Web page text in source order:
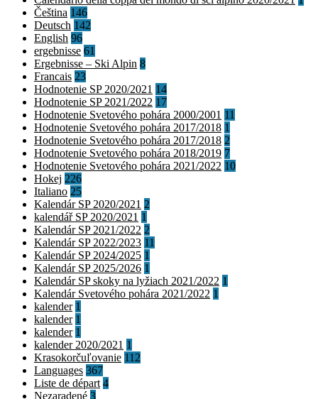
Čeština 146
Deutsch 142
English 96
ergebnisse 61
Ergebnisse – Ski Alpin 8
Francais 23
Hodnotenie SP 2020/2021 14
Hodnotenie SP 2021/2022 17
Hodnotenie Svetového pohára 2000/2001 11
Hodnotenie Svetového pohára 2017/2018 1
Hodnotenie Svetového pohára 2017/2018 2
Hodnotenie Svetového pohára 2018/2019 7
Hodnotenie Svetového pohára 2021/2022 10
Hokej 226
Italiano 25
Kalendár SP 2020/2021 2
kalendář SP 2020/2021 1
Kalendár SP 2021/2022 2
Kalendár SP 2022/2023 11
Kalendár SP 2024/2025 1
Kalendár SP 2025/2026 1
Kalendár SP skoky na lyžiach 2021/2022 1
Kalendár Svetového pohára 2021/2022 1
kalender 1
kalender 1
kalender 1
kalender 2020/2021 1
Krasokorčuľovanie 112
Languages 367
Liste de départ 4
Nezaradené 3